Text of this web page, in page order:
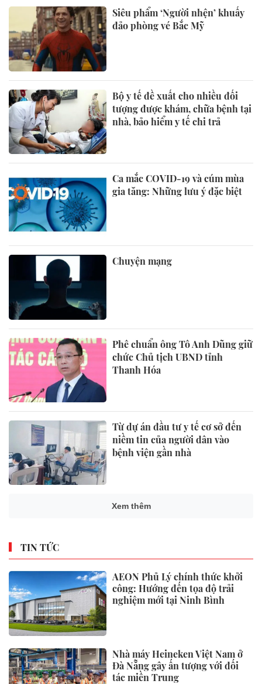
Siêu phẩm ‘Người nhện’ khuấy
đảo phòng vé Bắc Mỹ
Bộ y tế đề xuất cho nhiều đối
tượng được khám, chữa bệnh tại
nhà, bảo hiểm y tế chi trả
Ca mắc COVID-19 và cúm mùa
gia tăng: Những lưu ý đặc biệt
Chuyện mạng
Phê chuẩn ông Tô Anh Dũng giữ
chức Chủ tịch UBND tỉnh
Thanh Hóa
Từ dự án đầu tư y tế cơ sở đến
niềm tin của người dân vào
bệnh viện gần nhà
Xem thêm
TIN TỨC
AEON Phủ Lý chính thức khởi
công: Hướng đến tọa độ trải
nghiệm mới tại Ninh Bình
Nhà máy Heineken Việt Nam ở
Đà Nẵng gây ấn tượng với đối
tác miền Trung